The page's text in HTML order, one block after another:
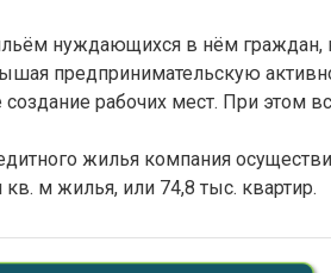
нуждающихся в нём граждан,
предпринимательскую
рабочих мест. При этом
жилья компания
м жилья, или 74,8 тыс. квартир.